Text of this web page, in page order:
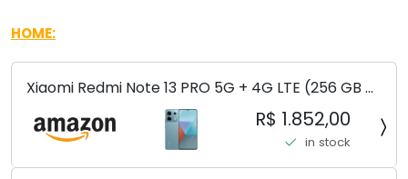
HOME:
Xiaomi Redmi Note 13 PRO 5G + 4G LTE (256 GB +
8 GB) 200 MP Triplo (Mobile Mint Tello e) +
(Pacote de carregador duplo de carro rápido)
(Ocean Teal (ROM))
R$ 1.852,00
in stock